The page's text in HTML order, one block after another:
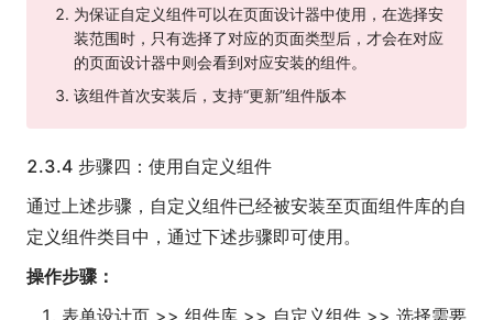
为保证自定义组件可以在页面设计器中使用，在选择安
装范围时，只有选择了对应的页面类型后，才会在对应
的页面设计器中则会看到对应安装的组件。
该组件首次安装后，支持“更新”组件版本
2.3.4 步骤四：使用自定义组件
通过上述步骤，自定义组件已经被安装至页面组件库的自
定义组件类目中，通过下述步骤即可使用。
操作步骤：
表单设计页 >> 组件库 >> 自定义组件 >> 选择需要